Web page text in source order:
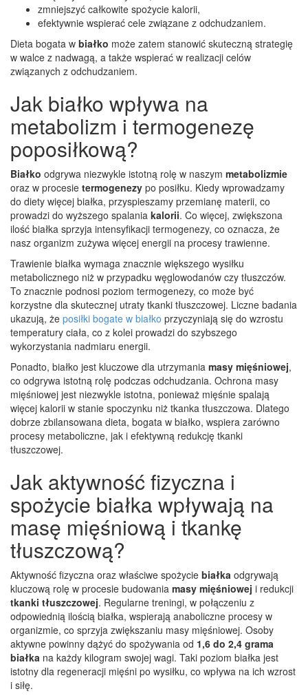
zmniejszyć całkowite spożycie kalorii,
efektywnie wspierać cele związane z odchudzaniem.
Dieta bogata w białko może zatem stanowić skuteczną strategię
w walce z nadwagą, a także wspierać w realizacji celów
związanych z odchudzaniem.
Jak białko wpływa na
metabolizm i termogenezę
poposiłkową?
Białko odgrywa niezwykle istotną rolę w naszym metabolizmie
oraz w procesie termogenezy po posiłku. Kiedy wprowadzamy
do diety więcej białka, przyspieszamy przemianę materii, co
prowadzi do wyższego spalania kalorii. Co więcej, zwiększona
ilość białka sprzyja intensyfikacji termogenezy, co oznacza, że
nasz organizm zużywa więcej energii na procesy trawienne.
Trawienie białka wymaga znacznie większego wysiłku
metabolicznego niż w przypadku węglowodanów czy tłuszczów.
To znacznie podnosi poziom termogenezy, co może być
korzystne dla skutecznej utraty tkanki tłuszczowej. Liczne badania
ukazują, że posiłki bogate w białko przyczyniają się do wzrostu
temperatury ciała, co z kolei prowadzi do szybszego
wykorzystania nadmiaru energii.
Ponadto, białko jest kluczowe dla utrzymania masy mięśniowej,
co odgrywa istotną rolę podczas odchudzania. Ochrona masy
mięśniowej jest niezwykle istotna, ponieważ mięśnie spalają
więcej kalorii w stanie spoczynku niż tkanka tłuszczowa. Dlatego
dobrze zbilansowana dieta, bogata w białko, wspiera zarówno
procesy metaboliczne, jak i efektywną redukcję tkanki
tłuszczowej.
Jak aktywność fizyczna i
spożycie białka wpływają na
masę mięśniową i tkankę
tłuszczową?
Aktywność fizyczna oraz właściwe spożycie białka odgrywają
kluczową rolę w procesie budowania masy mięśniowej i redukcji
tkanki tłuszczowej. Regularne treningi, w połączeniu z
odpowiednią ilością białka, wspierają anaboliczne procesy w
organizmie, co sprzyja zwiększaniu masy mięśniowej. Osoby
aktywne powinny dążyć do spożywania od 1,6 do 2,4 grama
białka na każdy kilogram swojej wagi. Taki poziom białka jest
istotny dla regeneracji mięśni po wysiłku, co wpływa na ich wzrost
i siłę.